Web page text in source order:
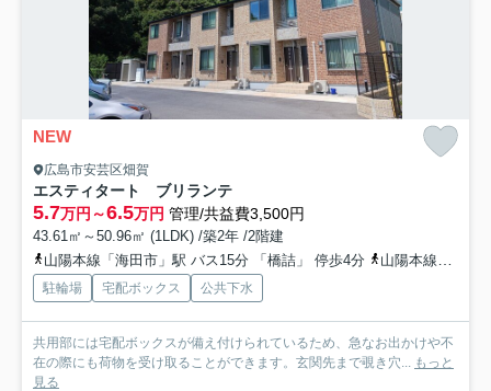
NEW
広島市安芸区畑賀
エスティタート ブリランテ
5.7万円～6.5万円 管理/共益費3,500円
43.61㎡～50.96㎡ (1LDK) /築2年 /2階建
山陽本線「海田市」駅 バス15分 「橋詰」 停歩4分
山陽本線「安芸中野」駅 徒歩26分
駐輪場 宅配ボックス 公共下水
共用部には宅配ボックスが備え付けられているため、急なお出かけや不
在の際にも荷物を受け取ることができます。玄関先まで覗き穴... もっと
見る